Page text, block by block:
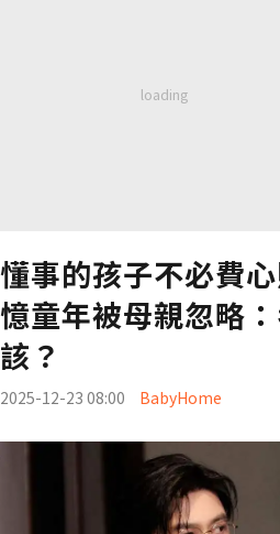
懂事的孩子不必費
憶童年被母親忽略
該？
2025-12-23 08:00 BabyHome